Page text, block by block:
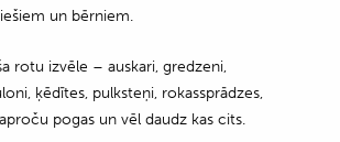
un bērniem.
rotu izvēle – auskari, gredzeni,
ķēdītes, pulksteņi, rokassprādzes,
pogas un vēl daudz kas cits.